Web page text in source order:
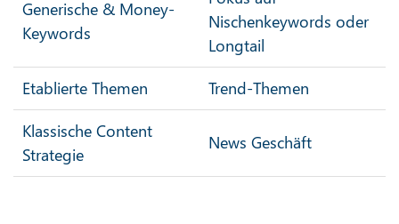
Generische & Money-
Keywords
Nischenkeywords oder
Longtail
Etablierte Themen
Trend-Themen
Klassische Content
Strategie
News Geschäft